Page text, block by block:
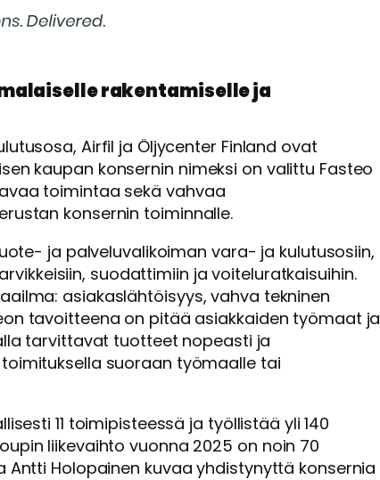
rakentamiselle ja
Airfil ja Öljycenter Finland ovat
kaupan konsernin nimeksi on valittu Fasteo
toimintaa sekä vahvaa
konsernin toiminnalle.
ja palveluvalikoiman vara- ja kulutusosiin,
suodattimiin ja voiteluratkaisuihin.
asiakaslähtöisyys, vahva tekninen
tavoitteena on pitää asiakkaiden työmaat ja
tarvittavat tuotteet nopeasti ja
suoraan työmaalle tai
11 toimipisteessä ja työllistää yli 140
liikevaihto vuonna 2025 on noin 70
Holopainen kuvaa yhdistynyttä konsernia